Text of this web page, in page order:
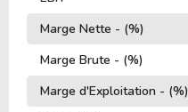
Marge Nette - (%)
Marge Brute - (%)
Marge d'Exploitation - (%)